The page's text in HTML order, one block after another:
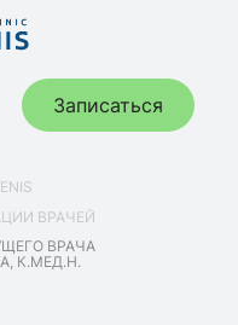
Записаться
ВРАЧЕЙ
ВРАЧА
К.МЕД.Н.